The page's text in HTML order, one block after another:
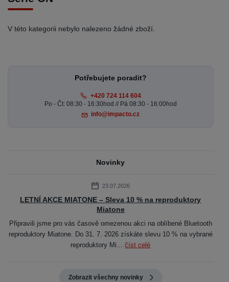
V této kategorii nebylo nalezeno žádné zboží.
Potřebujete poradit?
+420 724 114 604
Po - Čt: 08:30 - 16:30hod // Pá 08:30 - 16:00hod
info@impacto.cz
Novinky
23.07.2026
LETNÍ AKCE MIATONE – Sleva 10 % na reproduktory
Miatone
Připravili jsme pro vás časově omezenou akci na oblíbené Bluetooth
reproduktory Miatone. Do 31. 7. 2026 získáte slevu 10 % na vybrané
reproduktory Mi...číst celé
Zobrazit všechny novinky